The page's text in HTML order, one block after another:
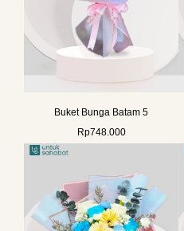
Buket Bunga Batam 5
Rp748.000